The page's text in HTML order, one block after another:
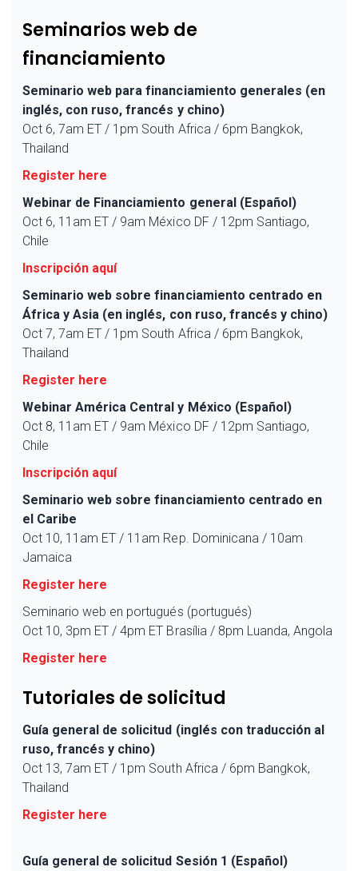
Seminarios web de
financiamiento
Seminario web para financiamiento generales (en
inglés, con ruso, francés y chino)
Oct 6, 7am ET / 1pm South Africa / 6pm Bangkok,
Thailand
Register here
Webinar de Financiamiento general (Español)
Oct 6, 11am ET / 9am México DF / 12pm Santiago,
Chile
Inscripción aquí
Seminario web sobre financiamiento centrado en
África y Asia (en inglés, con ruso, francés y chino)
Oct 7, 7am ET / 1pm South Africa / 6pm Bangkok,
Thailand
Register here
Webinar América Central y México (Español)
Oct 8, 11am ET / 9am México DF / 12pm Santiago,
Chile
Inscripción aquí
Seminario web sobre financiamiento centrado en
el Caribe
Oct 10, 11am ET / 11am Rep. Dominicana / 10am
Jamaica
Register here
Seminario web en portugués (portugués)
Oct 10, 3pm ET / 4pm ET Brasília / 8pm Luanda, Angola
Register here
Tutoriales de solicitud
Guía general de solicitud (inglés con traducción al
ruso, francés y chino)
Oct 13, 7am ET / 1pm South Africa / 6pm Bangkok,
Thailand
Register here
Guía general de solicitud Sesión 1 (Español)